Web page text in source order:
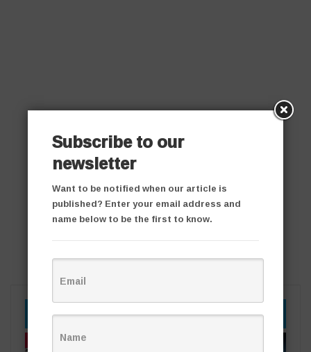
YOU MIGHT ALSO LIKE
తాజా వార్తలు
Subscribe to our
newsletter
Want to be notified when our article is
published? Enter your email address and
name below to be the first to know.